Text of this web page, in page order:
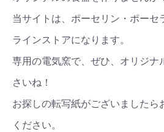
当サイトは、ポーセリン・ポーセ
ラインストアになります。
専用の電気窯で、ぜひ、オリジナ
さいね！
お探しの転写紙がございましたら
ください。